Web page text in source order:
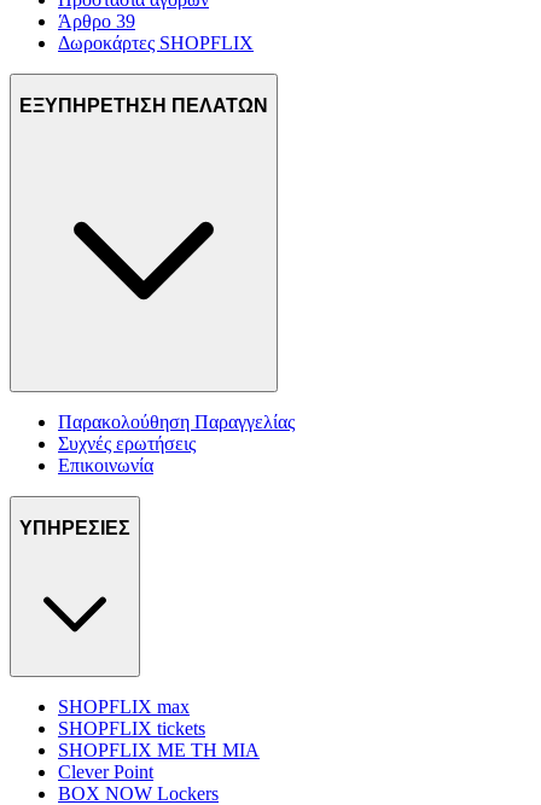
Άρθρο 39
Δωροκάρτες SHOPFLIX
ΕΞΥΠΗΡΕΤΗΣΗ ΠΕΛΑΤΩΝ
Παρακολούθηση Παραγγελίας
Συχνές ερωτήσεις
Επικοινωνία
ΥΠΗΡΕΣΙΕΣ
SHOPFLIX max
SHOPFLIX tickets
SHOPFLIX ΜΕ ΤΗ ΜΙΑ
Clever Point
BOX NOW Lockers